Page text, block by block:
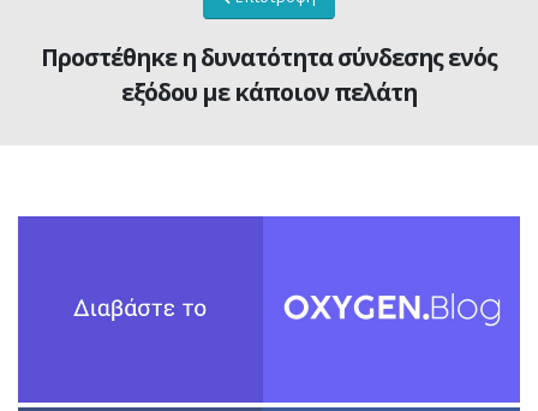
Προστέθηκε η δυνατότητα σύνδεσης ενός
εξόδου με κάποιον πελάτη